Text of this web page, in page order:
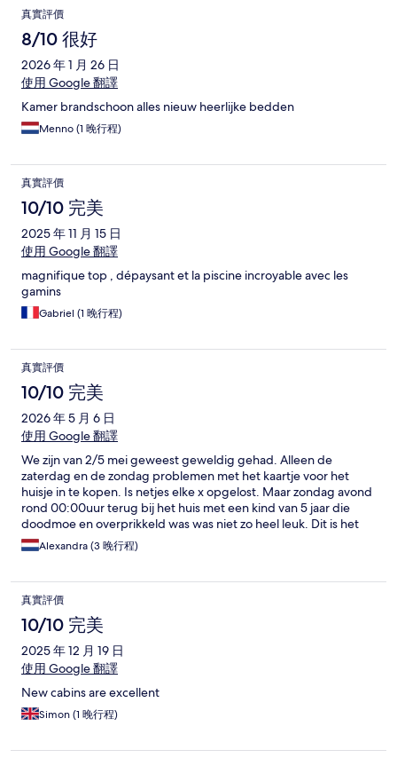
真實評價
8/10 很好
2026 年 1 月 26 日
使用 Google 翻譯
Kamer brandschoon alles nieuw heerlijke bedden
Menno (1 晚行程)
真實評價
10/10 完美
2025 年 11 月 15 日
使用 Google 翻譯
magnifique top , dépaysant et la piscine incroyable avec les
gamins
Gabriel (1 晚行程)
真實評價
10/10 完美
2026 年 5 月 6 日
使用 Google 翻譯
We zijn van 2/5 mei geweest geweldig gehad. Alleen de
zaterdag en de zondag problemen met het kaartje voor het
huisje in te kopen. Is netjes elke x opgelost. Maar zondag avond
rond 00:00uur terug bij het huis met een kind van 5 jaar die
doodmoe en overprikkeld was was niet zo heel leuk. Dit is het
enige minpuntje voor de rest was alles super schoon netjes enz.
Alexandra (3 晚行程)
真實評價
10/10 完美
2025 年 12 月 19 日
使用 Google 翻譯
New cabins are excellent
Simon (1 晚行程)